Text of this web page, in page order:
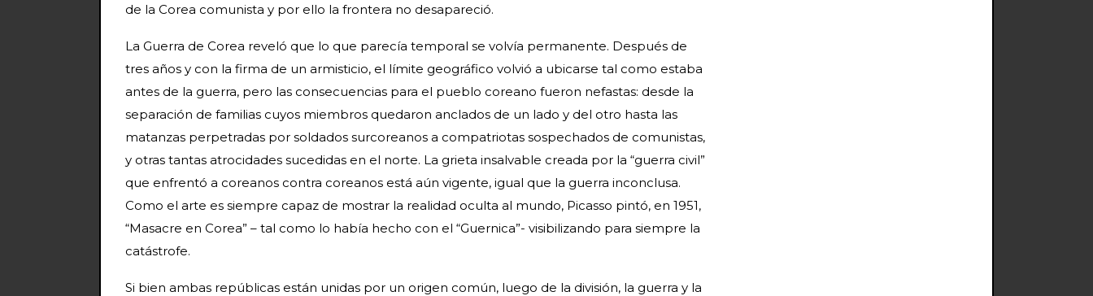
de la Corea comunista y por ello la frontera no desapareció.
La Guerra de Corea reveló que lo que parecía temporal se volvía permanente. Después de
tres años y con la firma de un armisticio, el límite geográfico volvió a ubicarse tal como estaba
antes de la guerra, pero las consecuencias para el pueblo coreano fueron nefastas: desde la
separación de familias cuyos miembros quedaron anclados de un lado y del otro hasta las
matanzas perpetradas por soldados surcoreanos a compatriotas sospechados de comunistas,
y otras tantas atrocidades sucedidas en el norte. La grieta insalvable creada por la “guerra civil”
que enfrentó a coreanos contra coreanos está aún vigente, igual que la guerra inconclusa.
Como el arte es siempre capaz de mostrar la realidad oculta al mundo, Picasso pintó, en 1951,
“Masacre en Corea” – tal como lo había hecho con el “Guernica”- visibilizando para siempre la
catástrofe.
Si bien ambas repúblicas están unidas por un origen común, luego de la división, la guerra y la